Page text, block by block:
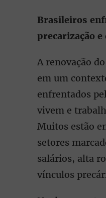
Brasileiros
precarização
A renovação
em um
enfrentados
vivem e
Muitos estão
setores
salários, alta
vínculos